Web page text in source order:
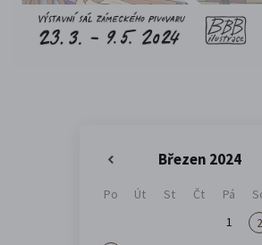
Březen 2024
Po Út St Čt Pá
1
2